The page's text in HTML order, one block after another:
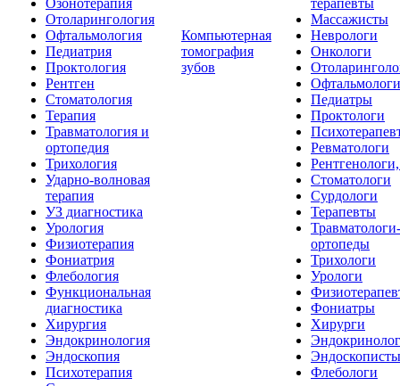
Озонотерапия
Отоларингология
Офтальмология
Педиатрия
Проктология
Рентген
Стоматология
Терапия
Травматология и
ортопедия
Трихология
Ударно-волновая
терапия
УЗ диагностика
Урология
Физиотерапия
Фониатрия
Флебология
Функциональная
диагностика
Хирургия
Эндокринология
Эндоскопия
Психотерапия
Компьютерная
томография
зубов
терапевты
Массажисты
Неврологи
Онкологи
Офтальмологи
Педиатры
Проктологи
Ревматологи
Стоматологи
Сурдологи
Терапевты
Травматологи-
ортопеды
Трихологи
Урологи
Фониатры
Хирурги
Эндоскописты
Флебологи